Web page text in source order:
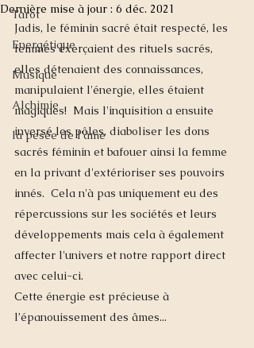
Tarot
Energétique
Musique
Alchimie
la pesée de l'âme
Dernière mise à jour : 6 déc. 2021
Jadis, le féminin sacré était respecté, les
femmes exerçaient des rituels sacrés,
elles détenaient des connaissances,
manipulaient l'énergie, elles étaient
magiques!  Mais l'inquisition a ensuite
inversé les pôles, diaboliser les dons
sacrés féminin et bafouer ainsi la femme
en la privant d'extérioriser ses pouvoirs
innés.  Cela n'à pas uniquement eu des
répercussions sur les sociétés et leurs
développements mais cela à également
affecter l'univers et notre rapport direct
avec celui-ci.
Cette énergie est précieuse à
l’épanouissement des âmes...